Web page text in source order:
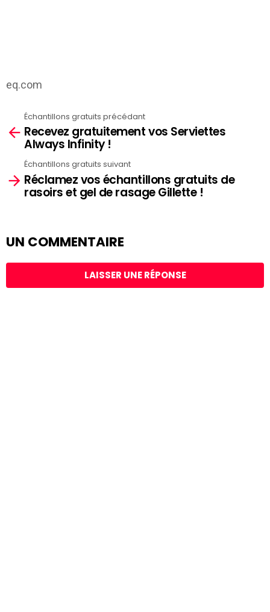
eq.com
more
Échantillons gratuits précédant
Recevez gratuitement vos Serviettes
Always Infinity !
Échantillons gratuits suivant
Réclamez vos échantillons gratuits de
rasoirs et gel de rasage Gillette !
UN COMMENTAIRE
LAISSER UNE RÉPONSE